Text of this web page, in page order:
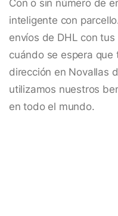
Con o sin número de
inteligente con
envíos de DHL con
cuándo se espera
dirección en Novallas
utilizamos nuestros
en todo el mundo.